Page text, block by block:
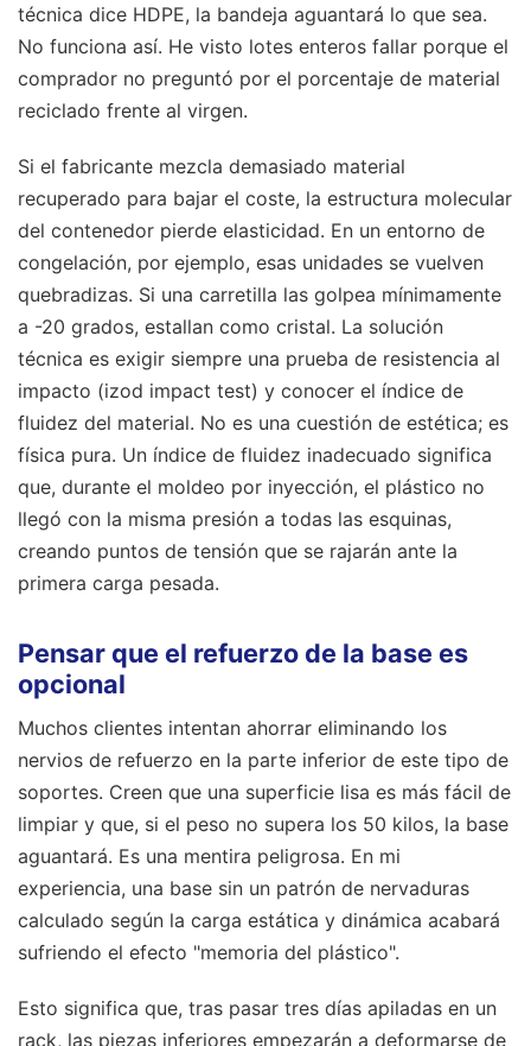
técnica dice HDPE, la bandeja aguantará lo que sea.
No funciona así. He visto lotes enteros fallar porque el
comprador no preguntó por el porcentaje de material
reciclado frente al virgen.
Si el fabricante mezcla demasiado material
recuperado para bajar el coste, la estructura molecular
del contenedor pierde elasticidad. En un entorno de
congelación, por ejemplo, esas unidades se vuelven
quebradizas. Si una carretilla las golpea mínimamente
a -20 grados, estallan como cristal. La solución
técnica es exigir siempre una prueba de resistencia al
impacto (izod impact test) y conocer el índice de
fluidez del material. No es una cuestión de estética; es
física pura. Un índice de fluidez inadecuado significa
que, durante el moldeo por inyección, el plástico no
llegó con la misma presión a todas las esquinas,
creando puntos de tensión que se rajarán ante la
primera carga pesada.
Pensar que el refuerzo de la base es
opcional
Muchos clientes intentan ahorrar eliminando los
nervios de refuerzo en la parte inferior de este tipo de
soportes. Creen que una superficie lisa es más fácil de
limpiar y que, si el peso no supera los 50 kilos, la base
aguantará. Es una mentira peligrosa. En mi
experiencia, una base sin un patrón de nervaduras
calculado según la carga estática y dinámica acabará
sufriendo el efecto "memoria del plástico".
Esto significa que, tras pasar tres días apiladas en un
rack, las piezas inferiores empezarán a deformarse de